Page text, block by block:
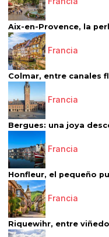
Aix-en-Provence, la
Francia
Colmar, entre canales
Francia
Bergues: una joya
Francia
Honfleur, el pequeño
Francia
Riquewihr, entre